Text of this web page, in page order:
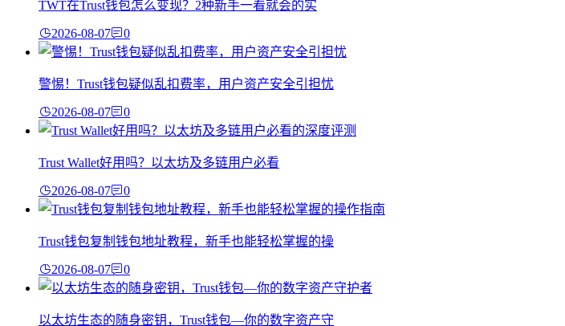
TWT在Trust钱包怎么变现？2种新手一看就会的实
2026-08-07 0
警惕！Trust钱包疑似乱扣费率，用户资产安全引担忧
2026-08-07 0
Trust Wallet好用吗？以太坊及多链用户必看
2026-08-07 0
Trust钱包复制钱包地址教程，新手也能轻松掌握的操
2026-08-07 0
以太坊生态的随身密钥，Trust钱包—你的数字资产守